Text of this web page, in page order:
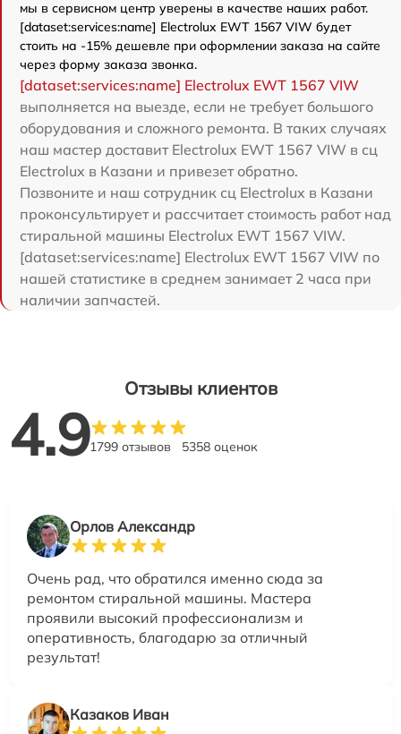
мы в сервисном центр уверены в качестве наших работ.
[dataset:services:name] Electrolux EWT 1567 VIW будет
стоить на -15% дешевле при оформлении заказа на сайте
через форму заказа звонка.
[dataset:services:name] Electrolux EWT 1567 VIW
выполняется на выезде, если не требует большого
оборудования и сложного ремонта. В таких случаях
наш мастер доставит Electrolux EWT 1567 VIW в сц
Electrolux в Казани и привезет обратно.
Позвоните и наш сотрудник сц Electrolux в Казани
проконсультирует и рассчитает стоимость работ над
стиральной машины Electrolux EWT 1567 VIW.
[dataset:services:name] Electrolux EWT 1567 VIW по
нашей статистике в среднем занимает 2 часа при
наличии запчастей.
Отзывы клиентов
4.91799 отзывов 5358 оценок
Орлов Александр
Очень рад, что обратился именно сюда за
ремонтом стиральной машины. Мастера
проявили высокий профессионализм и
оперативность, благодарю за отличный
результат!
Казаков Иван